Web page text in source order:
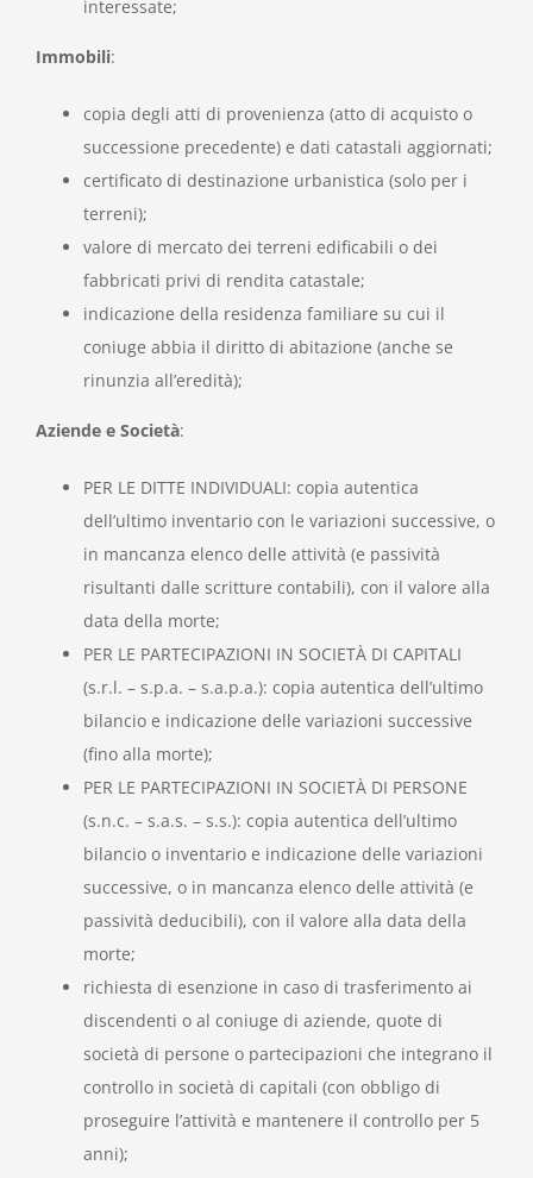
interessate;
Immobili:
copia degli atti di provenienza (atto di acquisto o
successione precedente) e dati catastali aggiornati;
certificato di destinazione urbanistica (solo per i
terreni);
valore di mercato dei terreni edificabili o dei
fabbricati privi di rendita catastale;
indicazione della residenza familiare su cui il
coniuge abbia il diritto di abitazione (anche se
rinunzia all’eredità);
Aziende e Società:
PER LE DITTE INDIVIDUALI: copia autentica
dell’ultimo inventario con le variazioni successive, o
in mancanza elenco delle attività (e passività
risultanti dalle scritture contabili), con il valore alla
data della morte;
PER LE PARTECIPAZIONI IN SOCIETÀ DI CAPITALI
(s.r.l. – s.p.a. – s.a.p.a.): copia autentica dell’ultimo
bilancio e indicazione delle variazioni successive
(fino alla morte);
PER LE PARTECIPAZIONI IN SOCIETÀ DI PERSONE
(s.n.c. – s.a.s. – s.s.): copia autentica dell’ultimo
bilancio o inventario e indicazione delle variazioni
successive, o in mancanza elenco delle attività (e
passività deducibili), con il valore alla data della
morte;
richiesta di esenzione in caso di trasferimento ai
discendenti o al coniuge di aziende, quote di
società di persone o partecipazioni che integrano il
controllo in società di capitali (con obbligo di
proseguire l’attività e mantenere il controllo per 5
anni);